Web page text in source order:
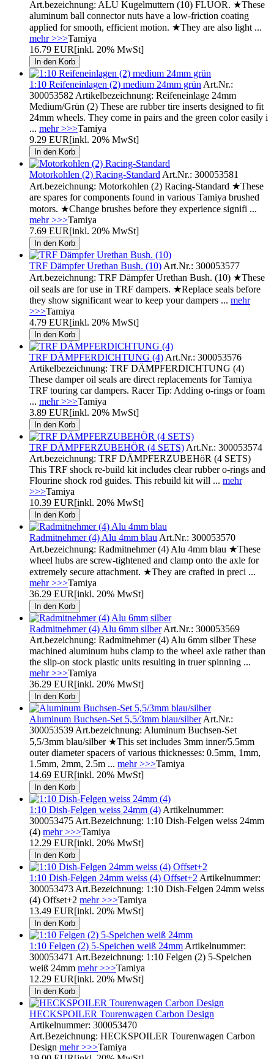
Art.bezeichnung: ALU Kugelmuttern (10) FLUOR. ★These
aluminum ball connector nuts have a low-friction coating
applied for smooth, efficient motion. ★They are also light ...
mehr >>>Tamiya
16.79 EUR[inkl. 20% MwSt]
1:10 Reifeneinlagen (2) medium 24mm grün Art.Nr.:
300053582 Artikelbezeichnung: Reifeneinlage 24mm
Medium/Grün (2) These are rubber tire inserts designed to fit
24mm wheels. They come in pairs and the green color easily i
... mehr >>>Tamiya
9.29 EUR[inkl. 20% MwSt]
Motorkohlen (2) Racing-Standard Art.Nr.: 300053581
Art.bezeichnung: Motorkohlen (2) Racing-Standard ★These
are spares for components found in various Tamiya brushed
motors. ★Change brushes before they experience signifi ...
mehr >>>Tamiya
7.69 EUR[inkl. 20% MwSt]
TRF Dämpfer Urethan Bush. (10) Art.Nr.: 300053577
Art.bezeichnung: TRF Dämpfer Urethan Bush. (10) ★These
oil seals are for use in TRF dampers. ★Replace seals before
they show significant wear to keep your dampers ... mehr
>>>Tamiya
4.79 EUR[inkl. 20% MwSt]
TRF DÄMPFERDICHTUNG (4) Art.Nr.: 300053576
Artikelbezeichnung: TRF DÄMPFERDICHTUNG (4)
These damper oil seals are direct replacements for Tamiya
TRF touring car dampers. Racer Tip: Adding o-rings or foam
... mehr >>>Tamiya
3.89 EUR[inkl. 20% MwSt]
TRF DÄMPFERZUBEHÖR (4 SETS) Art.Nr.: 300053574
Art.bezeichnung: TRF DÄMPFERZUBEHöR (4 SETS)
This TRF shock re-build kit includes clear rubber o-rings and
Flourine shock rod guides. This rebuild kit will ... mehr
>>>Tamiya
10.39 EUR[inkl. 20% MwSt]
Radmitnehmer (4) Alu 4mm blau Art.Nr.: 300053570
Art.bezeichnung: Radmitnehmer (4) Alu 4mm blau ★These
wheel hubs are screw-tightened and clamp onto the axle for
extremely secure attachment. ★They are crafted in preci ...
mehr >>>Tamiya
36.29 EUR[inkl. 20% MwSt]
Radmitnehmer (4) Alu 6mm silberArt.Nr.: 300053569
Art.bezeichnung: Radmitnehmer (4) Alu 6mm silber These
machined aluminum hubs clamp to the wheel axle rather than
the slip-on stock plastic units resulting in truer spinning ...
mehr >>>Tamiya
36.29 EUR[inkl. 20% MwSt]
Aluminum Buchsen-Set 5,5/3mm blau/silberArt.Nr.:
300053539 Art.bezeichnung: Aluminum Buchsen-Set
5,5/3mm blau/silber ★This set includes 3mm inner/5.5mm
outer diameter spacers of various thicknesses: 0.5mm, 1mm,
1.5mm, 2mm, 2.5m ... mehr >>>Tamiya
14.69 EUR[inkl. 20% MwSt]
1:10 Dish-Felgen weiss 24mm (4) Artikelnummer:
300053475 Art.Bezeichnung: 1:10 Dish-Felgen weiss 24mm
(4) mehr >>>Tamiya
12.29 EUR[inkl. 20% MwSt]
1:10 Dish-Felgen 24mm weiss (4) Offset+2 Artikelnummer:
300053473 Art.Bezeichnung: 1:10 Dish-Felgen 24mm weiss
(4) Offset+2 mehr >>>Tamiya
13.49 EUR[inkl. 20% MwSt]
1:10 Felgen (2) 5-Speichen weiß 24mm Artikelnummer:
300053471 Art.Bezeichnung: 1:10 Felgen (2) 5-Speichen
weiß 24mm mehr >>>Tamiya
12.29 EUR[inkl. 20% MwSt]
HECKSPOILER Tourenwagen Carbon Design
Artikelnummer: 300053470
Art.Bezeichnung: HECKSPOILER Tourenwagen Carbon
Design mehr >>>Tamiya